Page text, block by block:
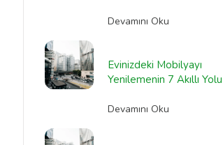
Devamını Oku
Evinizdeki Mobilyayı
Yenilemenin 7 Akıllı Yolu
Devamını Oku